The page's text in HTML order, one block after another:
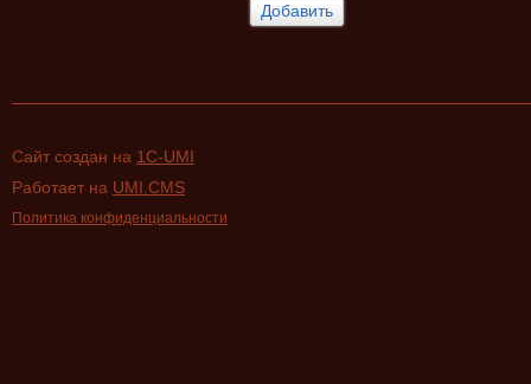
Сайт создан на 1C-UMI
Работает на UMI.CMS
Политика конфиденциальности